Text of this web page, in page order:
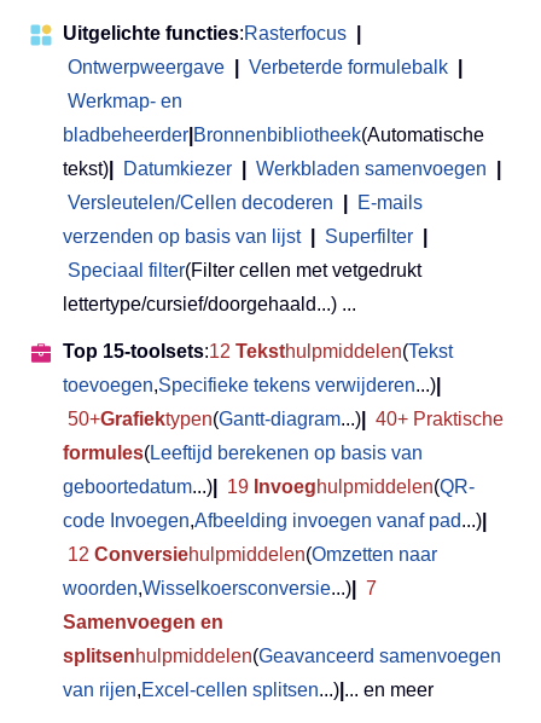
Uitgelichte functies:Rasterfocus
Ontwerpweergave
Verbeterde formulebalk
Werkmap- en
bladbeheerder Bronnenbibliotheek(Automatische
tekst)
Datumkiezer Werkbladen samenvoegen
Versleutelen/Cellen decoderen
E-mails
verzenden op basis van lijst
Superfilter
Speciaal filter(Filter cellen met vetgedrukt
lettertype/cursief/doorgehaald...) ...
Top 15-toolsets:12 Teksthulpmiddelen(Tekst
toevoegen,Specifieke tekens verwijderen...)
50+Grafiektypen(Gantt-diagram...)
40+ Praktische
formules(Leeftijd berekenen op basis van
geboortedatum...) 19 Invoeghulpmiddelen(QR-
code Invoegen,Afbeelding invoegen vanaf pad...)
12 Conversiehulpmiddelen(Omzetten naar
woorden,Wisselkoersconversie...)
7
Samenvoegen en
splitsenhulpmiddelen(Geavanceerd samenvoegen
van rijen,Excel-cellen splitsen...) ... en meer